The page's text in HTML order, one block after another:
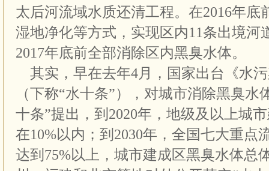
太后河流域水质还清工程。在2016年底
湿地净化等方式，实现区内11条出境河
2017年底前全部消除区内黑臭水体。
其实，早在去年4月，国家出台《水
（下称“水十条”），对城市消除黑臭水
十条”提出，到2020年，地级及以上城
在10%以内；到2030年，全国七大重点
达到75%以上，城市建成区黑臭水体总